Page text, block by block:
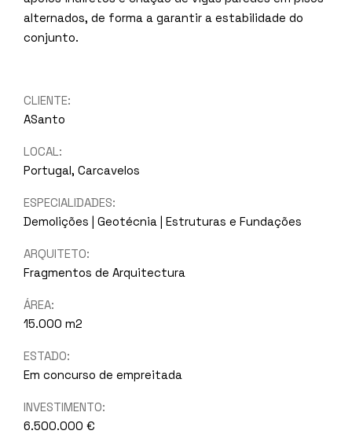
alternados, de forma a garantir a estabilidade do
conjunto.
CLIENTE:
ASanto
LOCAL:
Portugal, Carcavelos
ESPECIALIDADES:
Demolições | Geotécnia | Estruturas e Fundações
ARQUITETO:
Fragmentos de Arquitectura
ÁREA:
15.000 m2
ESTADO:
Em concurso de empreitada
INVESTIMENTO:
6.500.000 €